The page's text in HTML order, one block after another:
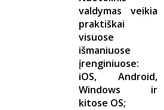
valdymas veikia
praktiškai
visuose
išmaniuose
įrenginiuose:
iOS, Android,
Windows ir
kitose OS;